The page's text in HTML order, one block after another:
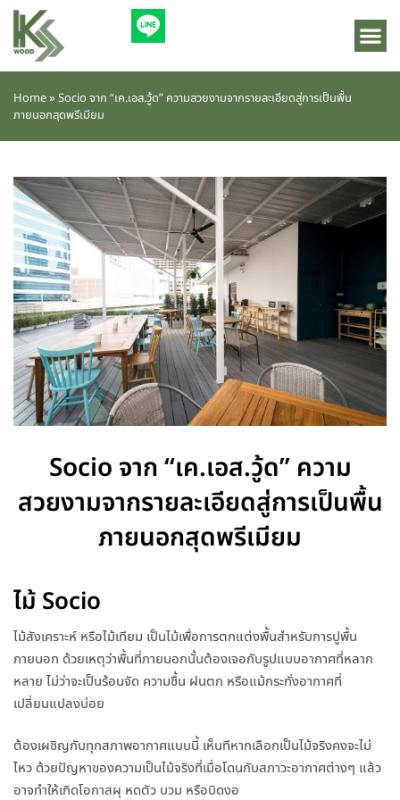
Home» Socio จาก “เค.เอส.วู้ด” ความสวยงามจากรายละเอียดสู่การเป็นพื้น
ภายนอกสุดพรีเมียม
Socio จาก “เค.เอส.วู้ด” ความ
สวยงามจากรายละเอียดสู่การเป็นพื้น
ภายนอกสุดพรีเมียม
ไม้ Socio
ไม้สังเคราะห์ หรือไม้เทียม เป็นไม้เพื่อการตกแต่งพื้นสำหรับการปูพื้น
ภายนอก ด้วยเหตุว่าพื้นที่ภายนอกนั้นต้องเจอกับรูปแบบอากาศที่หลาก
หลาย ไม่ว่าจะเป็นร้อนจัด ความชื้น ฝนตก หรือแม้กระทั่งอากาศที่
เปลี่ยนแปลงบ่อย
ต้องเผชิญกับทุกสภาพอากาศแบบนี้ เห็นทีหากเลือกเป็นไม้จริงคงจะไม่
ไหว ด้วยปัญหาของความเป็นไม้จริงที่เมื่อโดนกับสภาวะอากาศต่างๆ แล้ว
อาจทำให้เกิดโอกาสผุ หดตัว บวม หรือบิดงอ